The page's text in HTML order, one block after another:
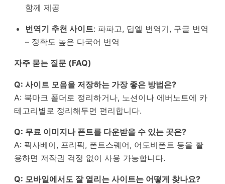
함께 제공
번역기 추천 사이트: 파파고, 딥엘 번역기, 구글 번역
– 정확도 높은 다국어 번역
자주 묻는 질문 (FAQ)
Q: 사이트 모음을 저장하는 가장 좋은 방법은?
A: 북마크 폴더로 정리하거나, 노션이나 에버노트에 카
테고리별로 정리해두면 편리합니다.
Q: 무료 이미지나 폰트를 다운받을 수 있는 곳은?
A: 픽사베이, 프리픽, 폰트스퀘어, 어도비폰트 등을 활
용하면 저작권 걱정 없이 사용 가능합니다.
Q: 모바일에서도 잘 열리는 사이트는 어떻게 찾나요?